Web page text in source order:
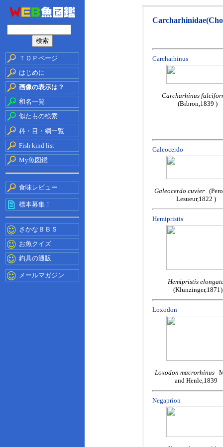
ＴＯＰページ
はじめに
画像の表示は？
和名一覧
似たもの検索
科・目・綱一覧
Fish kind list
My魚図鑑
食味レビュー
標本募集！
さかなＢＢＳ
お魚クイズ
釣具の通販
メールマガジン
Carcharhinus
Carcharhinus
(Bibron,1839 )
Galeocerdo
Galeocerdo cuvier
Lesueur,1822 )
Hemipristis
Hemipristis
(Klunzinger,1871)
Loxodon
Loxodon macrorhinus
and Henle,1839
Negaprion